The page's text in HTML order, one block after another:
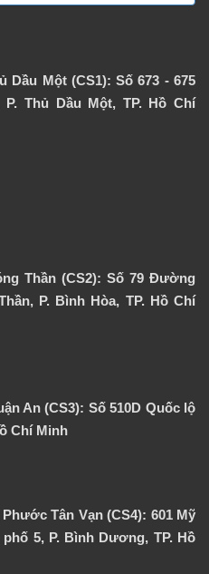
Dầu Một (CS1): Số 673 - 675
Thủ Dầu Một, TP. Hồ Chí
Thần (CS2): Số 79 Đường
P. Bình Hòa, TP. Hồ Chí
An (CS3): Số 510D Quốc lộ
Chí Minh
Tân Vạn (CS4): 601 Mỹ
5, P. Bình Dương, TP. Hồ